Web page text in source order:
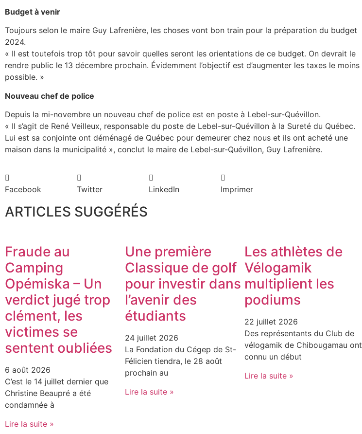
Budget à venir
Toujours selon le maire Guy Lafrenière, les choses vont bon train pour la préparation du budget
2024.
« Il est toutefois trop tôt pour savoir quelles seront les orientations de ce budget. On devrait le
rendre public le 13 décembre prochain. Évidemment l’objectif est d’augmenter les taxes le moins
possible. »
Nouveau chef de police
Depuis la mi-novembre un nouveau chef de police est en poste à Lebel-sur-Quévillon.
« Il s’agit de René Veilleux, responsable du poste de Lebel-sur-Quévillon à la Sureté du Québec.
Lui est sa conjointe ont déménagé de Québec pour demeurer chez nous et ils ont acheté une
maison dans la municipalité », conclut le maire de Lebel-sur-Quévillon, Guy Lafrenière.
Facebook Twitter LinkedIn Imprimer
ARTICLES SUGGÉRÉS
Fraude au
Camping
Opémiska – Un
verdict jugé trop
clément, les
victimes se
sentent oubliées
6 août 2026
C’est le 14 juillet dernier que
Christine Beaupré a été
condamnée à
Lire la suite »
Une première
Classique de golf
pour investir dans
l’avenir des
étudiants
24 juillet 2026
La Fondation du Cégep de St-
Félicien tiendra, le 28 août
prochain au
Lire la suite »
Les athlètes de
Vélogamik
multiplient les
podiums
22 juillet 2026
Des représentants du Club de
vélogamik de Chibougamau ont
connu un début
Lire la suite »